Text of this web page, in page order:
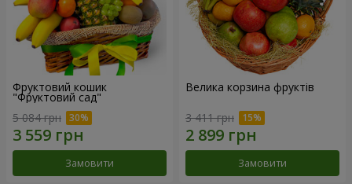
Фруктовий кошик
"Фруктовий сад"
5 084 грн
Замовити
Велика корзина фруктів
3 411 грн
Замовити